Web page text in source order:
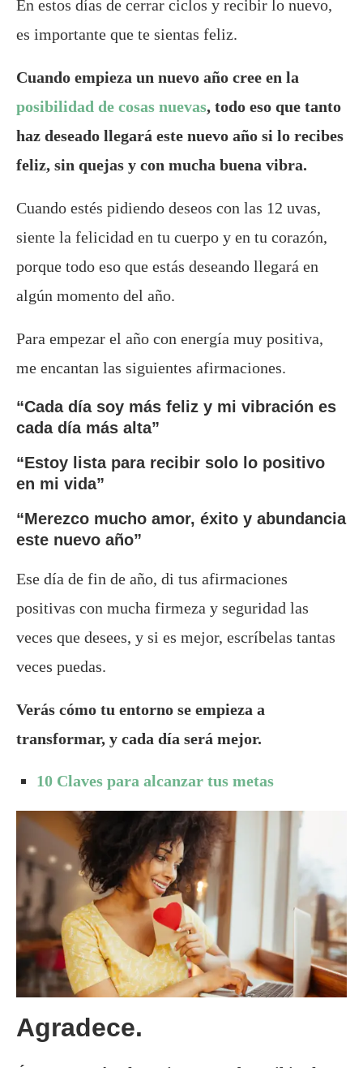
En estos días de cerrar ciclos y recibir lo nuevo,
es importante que te sientas feliz.
Cuando empieza un nuevo año cree en la
posibilidad de cosas nuevas, todo eso que tanto
haz deseado llegará este nuevo año si lo recibes
feliz, sin quejas y con mucha buena vibra.
Cuando estés pidiendo deseos con las 12 uvas,
siente la felicidad en tu cuerpo y en tu corazón,
porque todo eso que estás deseando llegará en
algún momento del año.
Para empezar el año con energía muy positiva,
me encantan las siguientes afirmaciones.
“Cada día soy más feliz y mi vibración es
cada día más alta”
“Estoy lista para recibir solo lo positivo
en mi vida”
“Merezco mucho amor, éxito y abundancia
este nuevo año”
Ese día de fin de año, di tus afirmaciones
positivas con mucha firmeza y seguridad las
veces que desees, y si es mejor, escríbelas tantas
veces puedas.
Verás cómo tu entorno se empieza a
transformar, y cada día será mejor.
10 Claves para alcanzar tus metas
Agradece.